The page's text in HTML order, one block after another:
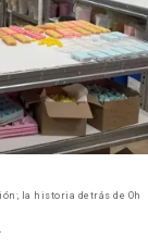
la historia detrás de Oh